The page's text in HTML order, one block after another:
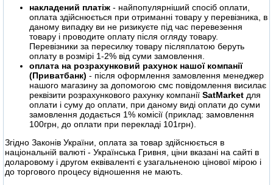
накладений платіж - найпопулярніший спосіб оплати,
оплата здійснюється при отриманні товару у перевізника, в
даному випадку ви не ризикуєте під час перевезення
товару і проводите оплату після огляду товару.
Перевізники за пересилку товару післяплатою беруть
оплату в розмірі 1-2% від суми замовлення.
оплата на розрахунковий рахунок нашої компанії
(Приватбанк) - після оформлення замовлення менеджер
нашого магазину за допомогою смс повідомлення висилає
реквізити розрахункового рахунку компанії SatMarket для
оплати і суму до оплати, при даному виді оплати до суми
замовлення додається 1% комісії (приклад: замовлення
100грн, до оплати при перекладі 101грн).
Згідно Законів України, оплата за товар здійснюється в
національній валюті - Українська Гривня, ціни вказані на сайті в
доларовому і другом еквіваленті є узагальненою цінової мірою і
до торгового процесу відношення не мають.